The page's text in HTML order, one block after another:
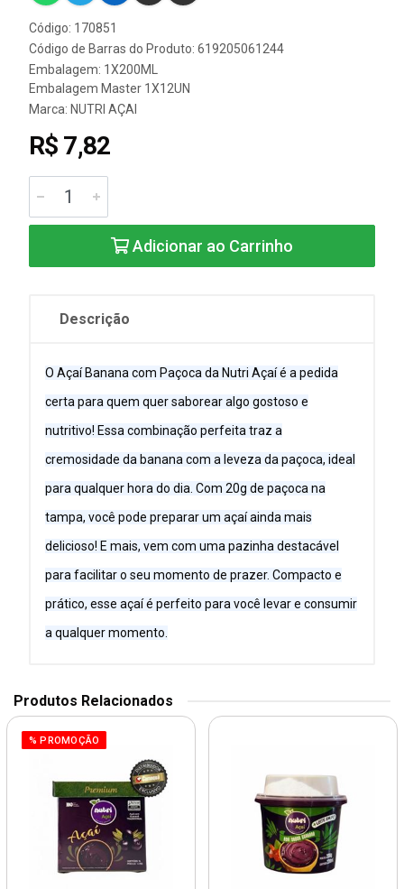
Código: 170851
Código de Barras do Produto: 619205061244
Embalagem: 1X200ML
Embalagem Master 1X12UN
Marca: NUTRI AÇAI
R$ 7,82
Adicionar ao Carrinho
Descrição
O Açaí Banana com Paçoca da Nutri Açaí é a pedida
certa para quem quer saborear algo gostoso e
nutritivo! Essa combinação perfeita traz a
cremosidade da banana com a leveza da paçoca, ideal
para qualquer hora do dia. Com 20g de paçoca na
tampa, você pode preparar um açaí ainda mais
delicioso! E mais, vem com uma pazinha destacável
para facilitar o seu momento de prazer. Compacto e
prático, esse açaí é perfeito para você levar e consumir
a qualquer momento.
Produtos Relacionados
% PROMOÇÃO